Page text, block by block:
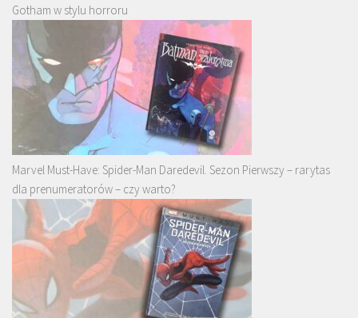
Gotham w stylu horroru
Marvel Must-Have: Spider-Man Daredevil. Sezon Pierwszy – rarytas
dla prenumeratorów – czy warto?